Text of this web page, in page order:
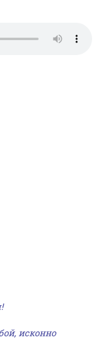
исконно